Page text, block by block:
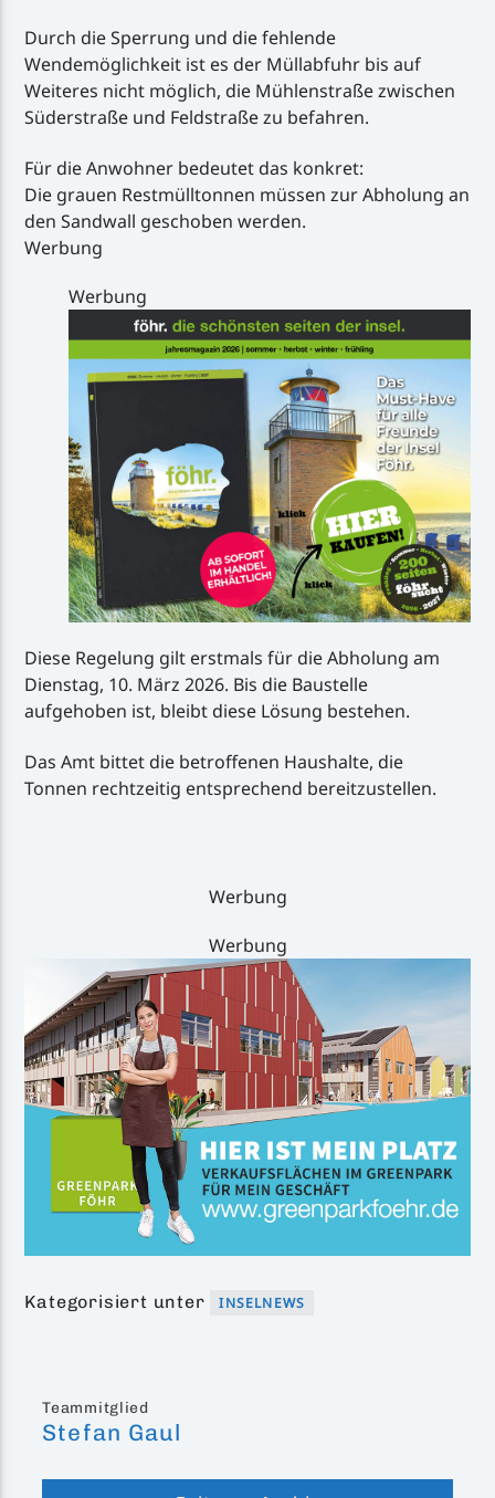
Durch die Sperrung und die fehlende
Wendemöglichkeit ist es der Müllabfuhr bis auf
Weiteres nicht möglich, die Mühlenstraße zwischen
Süderstraße und Feldstraße zu befahren.
Für die Anwohner bedeutet das konkret:
Die grauen Restmülltonnen müssen zur Abholung an
den Sandwall geschoben werden.
Werbung
Werbung
Diese Regelung gilt erstmals für die Abholung am
Dienstag, 10. März 2026. Bis die Baustelle
aufgehoben ist, bleibt diese Lösung bestehen.
Das Amt bittet die betroffenen Haushalte, die
Tonnen rechtzeitig entsprechend bereitzustellen.
Werbung
Werbung
Kategorisiert unter INSELNEWS
Teammitglied
Stefan Gaul